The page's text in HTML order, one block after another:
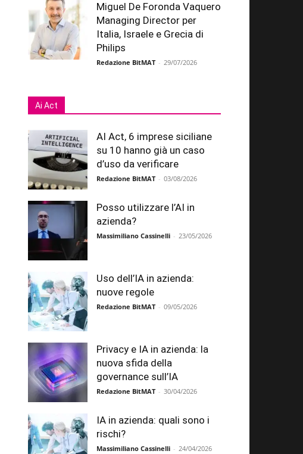
Miguel De Foronda Vaquero
Managing Director per
Italia, Israele e Grecia di
Philips
Redazione BitMAT - 29/07/2026
Ai Act
AI Act, 6 imprese siciliane
su 10 hanno già un caso
d’uso da verificare
Redazione BitMAT - 03/08/2026
Posso utilizzare l’AI in
azienda?
Massimiliano Cassinelli - 23/05/2026
Uso dell’IA in azienda:
nuove regole
Redazione BitMAT - 09/05/2026
Privacy e IA in azienda: la
nuova sfida della
governance sull’IA
Redazione BitMAT - 30/04/2026
IA in azienda: quali sono i
rischi?
Massimiliano Cassinelli - 24/04/2026